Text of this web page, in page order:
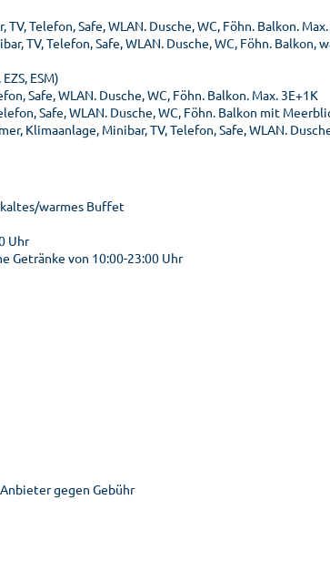
Telefon, Safe, WLAN. Dusche, WC, Föhn. Balkon. Max.
TV, Telefon, Safe, WLAN. Dusche, WC, Föhn.
ESM)
Safe, WLAN. Dusche, WC, Föhn. Balkon. Max. 3E+1K
Safe, WLAN. Dusche, WC, Föhn. Balkon mit
Klimaanlage, Minibar, TV, Telefon, Safe, WLAN.
warmes Buffet
Uhr
Getränke von 10:00-23:00 Uhr
gegen Gebühr